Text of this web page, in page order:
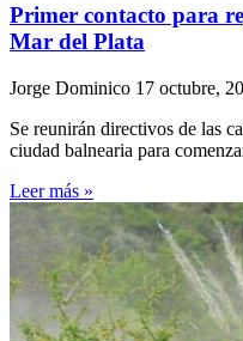
Primer contacto para
Mar del Plata
Jorge Dominico 17 octubre,
Se reunirán directivos de las
ciudad balnearia para
Leer más »